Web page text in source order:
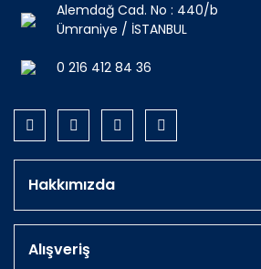
Alemdağ Cad. No : 440/b
Ümraniye / İSTANBUL
0 216 412 84 36
Hakkımızda
Alışveriş